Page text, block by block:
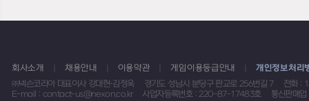
회사소개 채용안내 이용약관 게임이용등급안내
개인정보처리
㈜넥슨코리아 대표이사 강대현·김정욱
경기도 성남시 분당구 판교로 256번길 7
전화 :
E-mail : contact-us@nexon.co.kr
사업자등록번호 : 220-87-17483호 통신판매